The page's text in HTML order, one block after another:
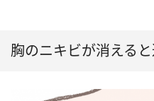
胸のニキビが消える